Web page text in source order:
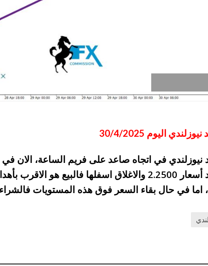
اليوم 30/4/2025
نيوزلندي في اتجاه صاعد على فريم الساعة، الان
هذه المستويات عند أسعار 2.2500 والاغلاق اسفلها فالبيع هو